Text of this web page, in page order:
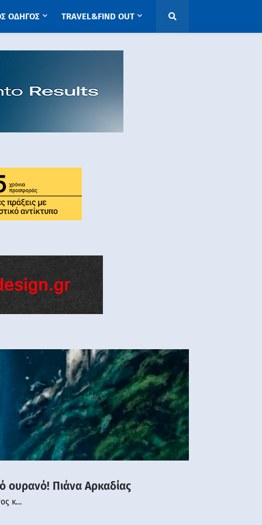
ΟΔΗΓΟΣ TRAVEL&FIND OUT
ουρανό! Πιάνα Αρκαδίας
κ…